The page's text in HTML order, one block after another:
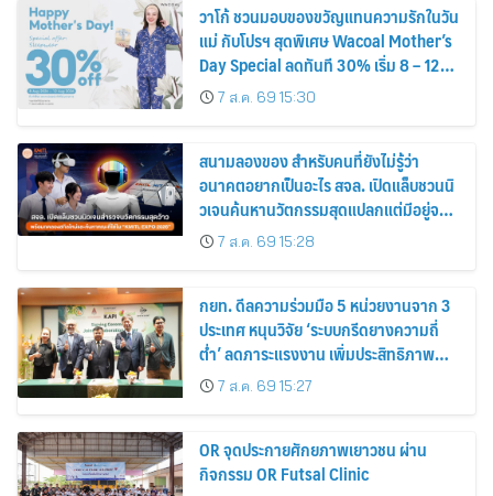
วาโก้ ชวนมอบของขวัญแทนความรักในวัน
แม่ กับโปรฯ สุดพิเศษ Wacoal Mother’s
Day Special ลดทันที 30% เริ่ม 8 – 12
สิงหาคม 2569
7 ส.ค. 69 15:30
สนามลองของ สำหรับคนที่ยังไม่รู้ว่า
อนาคตอยากเป็นอะไร สจล. เปิดแล็บชวนนิ
วเจนค้นหานวัตกรรมสุดแปลกแต่มีอยู่จริง
พร้อมทดลองสกิลใหม่และค้นหาคณะที่ใช่
ใน “KMITL EXPO 2026”
7 ส.ค. 69 15:28
กยท. ดีลความร่วมมือ 5 หน่วยงานจาก 3
ประเทศ หนุนวิจัย ‘ระบบกรีดยางความถี่
ต่ำ’ ลดภาระแรงงาน เพิ่มประสิทธิภาพ
การจัดการสวนยาง เสริมคุณภาพผลผลิต
ยาง
7 ส.ค. 69 15:27
OR จุดประกายศักยภาพเยาวชน ผ่าน
กิจกรรม OR Futsal Clinic